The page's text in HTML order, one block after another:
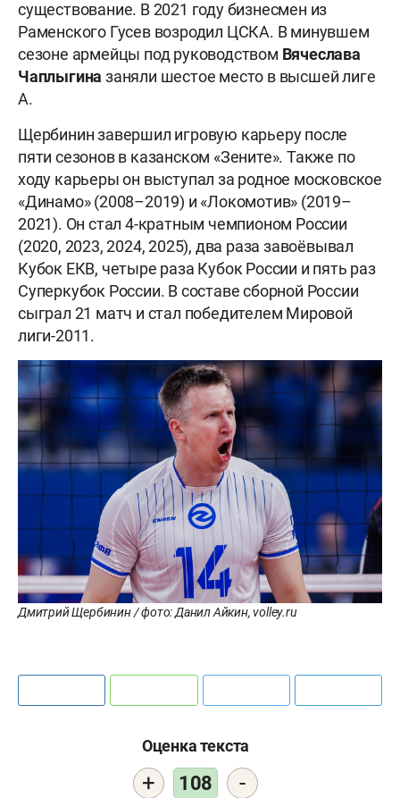
существование. В 2021 году бизнесмен из
Раменского Гусев возродил ЦСКА. В минувшем
сезоне армейцы под руководством Вячеслава
Чаплыгина заняли шестое место в высшей лиге
А.
Щербинин завершил игровую карьеру после
пяти сезонов в казанском «Зените». Также по
ходу карьеры он выступал за родное московское
«Динамо» (2008–2019) и «Локомотив» (2019–
2021). Он стал 4-кратным чемпионом России
(2020, 2023, 2024, 2025), два раза завоёвывал
Кубок ЕКВ, четыре раза Кубок России и пять раз
Суперкубок России. В составе сборной России
сыграл 21 матч и стал победителем Мировой
лиги-2011.
Дмитрий Щербинин / фото: Данил Айкин, volley.ru
Оценка текста
+ 108 -